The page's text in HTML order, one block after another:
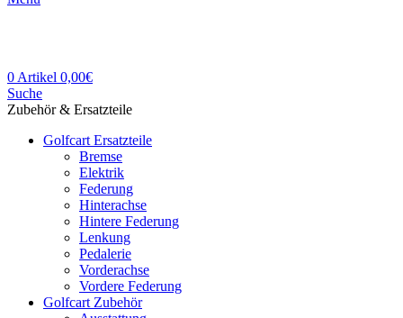
0 Artikel 0,00€
Suche
Zubehör & Ersatzteile
Golfcart Ersatzteile
Bremse
Elektrik
Federung
Hinterachse
Hintere Federung
Lenkung
Pedalerie
Vorderachse
Vordere Federung
Golfcart Zubehör